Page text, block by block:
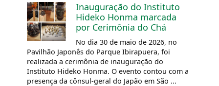
Inauguração do Instituto
Hideko Honma marcada
por Cerimônia do Chá
No dia 30 de maio de 2026, no
Pavilhão Japonês do Parque Ibirapuera, foi
realizada a cerimônia de inauguração do
Instituto Hideko Honma. O evento contou com a
presença da cônsul-geral do Japão em São ...